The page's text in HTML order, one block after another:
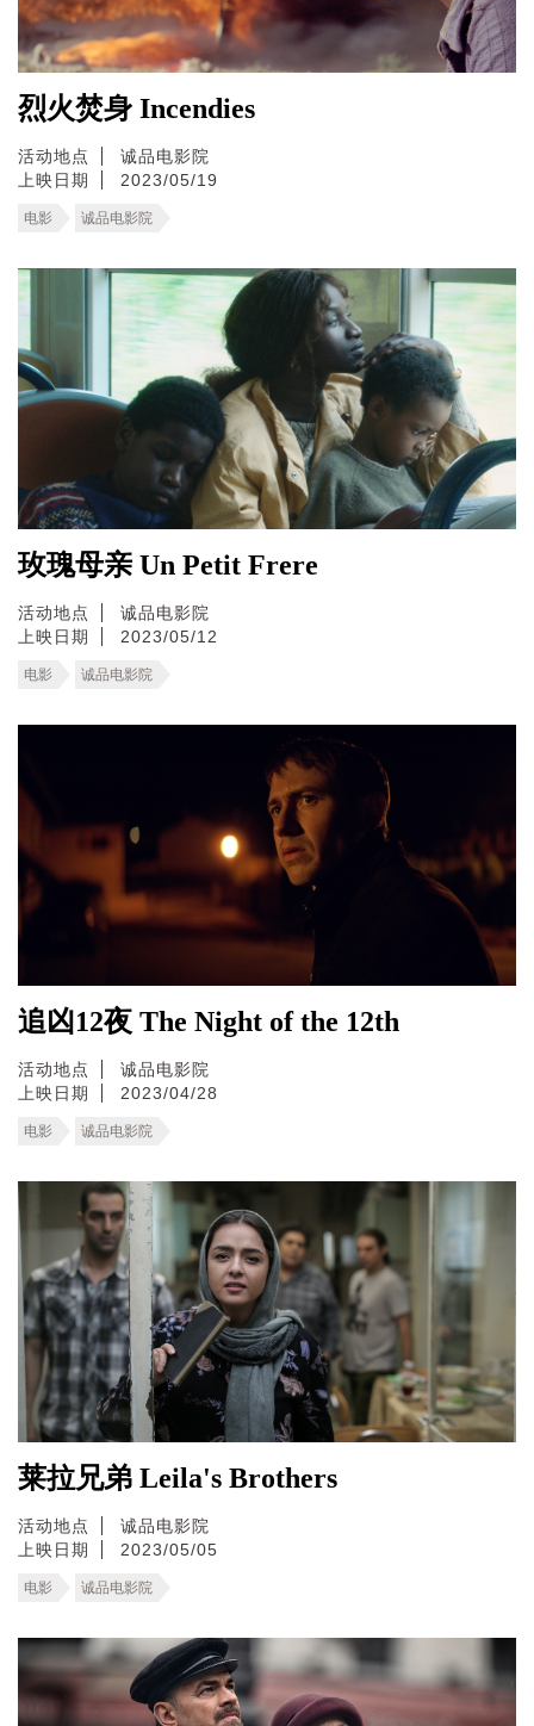
烈火焚身 Incendies
活动地点
诚品电影院
上映日期
2023/05/19
电影 诚品电影院
玫瑰母亲 Un Petit Frere
活动地点
诚品电影院
上映日期
2023/05/12
电影 诚品电影院
追凶12夜 The Night of the 12th
活动地点
诚品电影院
上映日期
2023/04/28
电影 诚品电影院
莱拉兄弟 Leila's Brothers
活动地点
诚品电影院
上映日期
2023/05/05
电影 诚品电影院